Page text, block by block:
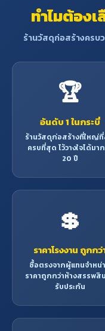
ทำไมต้อง
ร้านวัสดุก่อสร้างครบ
🏆
อันดับ 1 ในกระบี่
ร้านวัสดุก่อสร้างที่ใหญ่
ครบที่สุด ไว้วางใจได้มา
20 ปี
💲
ราคาโรงงาน ถูกกว่
ซื้อตรงจากผู้แทนจำหน่
ราคาถูกกว่าห้างสรรพสิ
รับประกัน